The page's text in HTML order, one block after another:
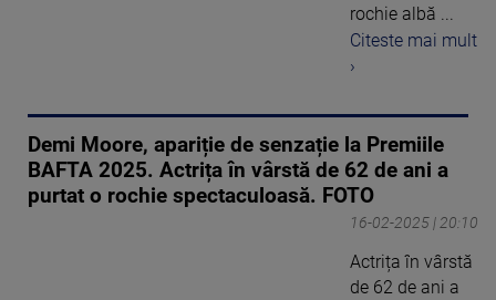
rochie albă ...
Citeste mai mult
›
Demi Moore, apariție de senzație la Premiile
BAFTA 2025. Actrița în vârstă de 62 de ani a
purtat o rochie spectaculoasă. FOTO
16-02-2025 | 20:10
Actrița în vârstă
de 62 de ani a